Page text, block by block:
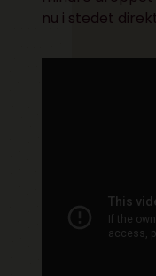
nu i stedet